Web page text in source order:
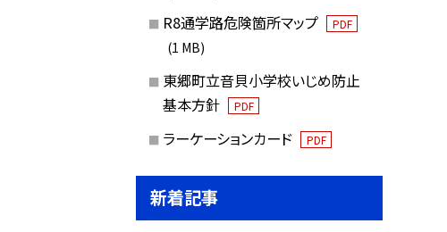
R8通学路危険箇所マップ PDF
(1 MB)
東郷町立音貝小学校いじめ防止
基本方針
PDF
ラーケーションカード PDF
新着記事